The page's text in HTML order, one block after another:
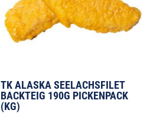
TK ALASKA SEELACHSFILET
BACKTEIG 190G PICKENPACK
(KG)